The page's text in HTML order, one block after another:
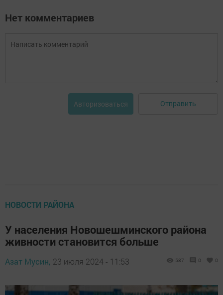
Нет комментариев
Авторизоваться Отправить
НОВОСТИ РАЙОНА
У населения Новошешминского района
живности становится больше
Азат Мусин, 23 июля 2024 - 11:53 587 0 0